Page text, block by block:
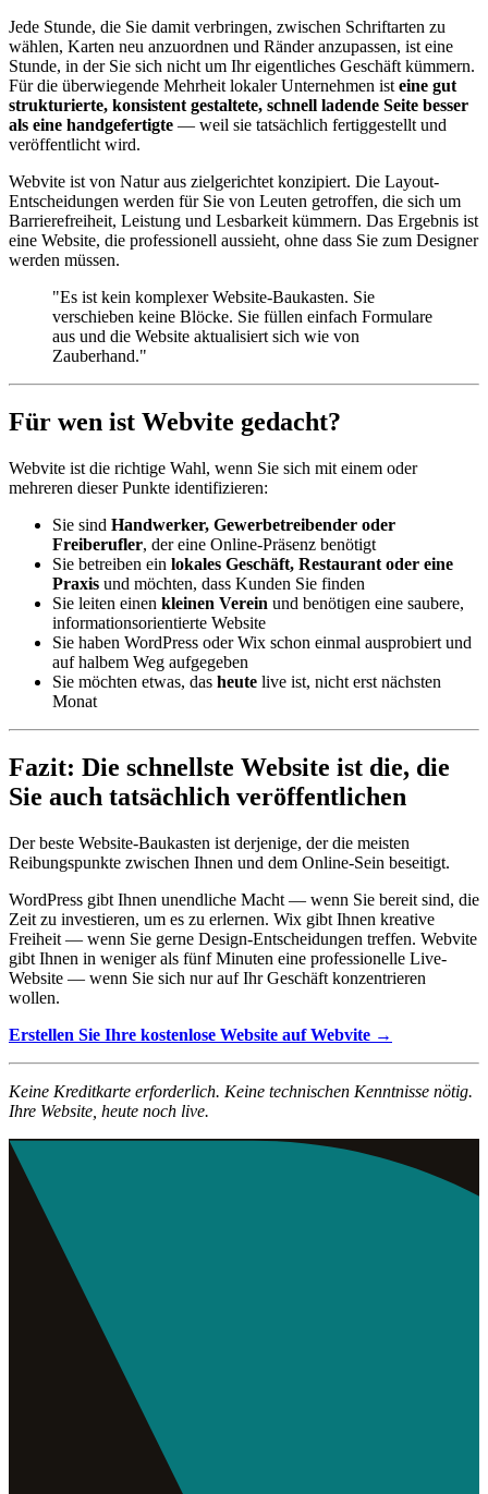
Jede Stunde, die Sie damit verbringen, zwischen Schriftarten zu
wählen, Karten neu anzuordnen und Ränder anzupassen, ist eine
Stunde, in der Sie sich nicht um Ihr eigentliches Geschäft kümmern.
Für die überwiegende Mehrheit lokaler Unternehmen ist eine gut
strukturierte, konsistent gestaltete, schnell ladende Seite besser
als eine handgefertigte — weil sie tatsächlich fertiggestellt und
veröffentlicht wird.
Webvite ist von Natur aus zielgerichtet konzipiert. Die Layout-
Entscheidungen werden für Sie von Leuten getroffen, die sich um
Barrierefreiheit, Leistung und Lesbarkeit kümmern. Das Ergebnis ist
eine Website, die professionell aussieht, ohne dass Sie zum Designer
werden müssen.
"Es ist kein komplexer Website-Baukasten. Sie
verschieben keine Blöcke. Sie füllen einfach Formulare
aus und die Website aktualisiert sich wie von
Zauberhand."
Für wen ist Webvite gedacht?
Webvite ist die richtige Wahl, wenn Sie sich mit einem oder
mehreren dieser Punkte identifizieren:
Sie sind Handwerker, Gewerbetreibender oder
Freiberufler, der eine Online-Präsenz benötigt
Sie betreiben ein lokales Geschäft, Restaurant oder eine
Praxis und möchten, dass Kunden Sie finden
Sie leiten einen kleinen Verein und benötigen eine saubere,
informationsorientierte Website
Sie haben WordPress oder Wix schon einmal ausprobiert und
auf halbem Weg aufgegeben
Sie möchten etwas, das heute live ist, nicht erst nächsten
Monat
Fazit: Die schnellste Website ist die, die
Sie auch tatsächlich veröffentlichen
Der beste Website-Baukasten ist derjenige, der die meisten
Reibungspunkte zwischen Ihnen und dem Online-Sein beseitigt.
WordPress gibt Ihnen unendliche Macht — wenn Sie bereit sind, die
Zeit zu investieren, um es zu erlernen. Wix gibt Ihnen kreative
Freiheit — wenn Sie gerne Design-Entscheidungen treffen. Webvite
gibt Ihnen in weniger als fünf Minuten eine professionelle Live-
Website — wenn Sie sich nur auf Ihr Geschäft konzentrieren
wollen.
Erstellen Sie Ihre kostenlose Website auf Webvite →
Keine Kreditkarte erforderlich. Keine technischen Kenntnisse nötig.
Ihre Website, heute noch live.